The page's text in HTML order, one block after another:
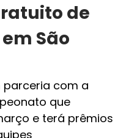
de
São
parceria com a
que
e terá prêmios